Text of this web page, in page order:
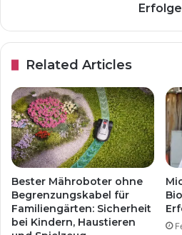
Erfolge
Related Articles
Bester Mähroboter ohne
Begrenzungskabel für
Familiengärten: Sicherheit
bei Kindern, Haustieren